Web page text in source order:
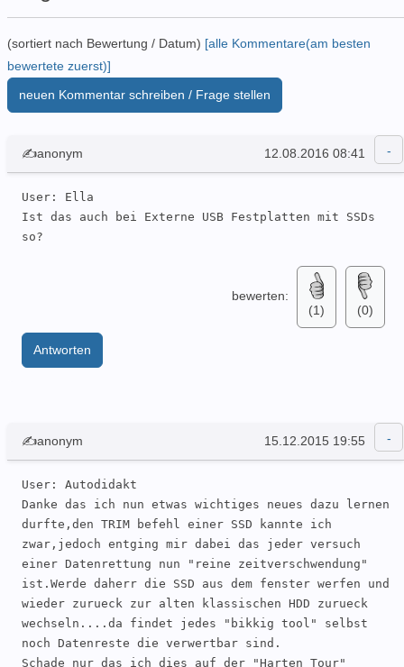
(sortiert nach Bewertung / Datum) [alle Kommentare(am besten
bewertete zuerst)]
neuen Kommentar schreiben / Frage stellen
✍anonym 12.08.2016 08:41
User: Ella
Ist das auch bei Externe USB Festplatten mit SSDs
so?
bewerten:
(1)
(0)
Antworten
✍anonym 15.12.2015 19:55
User: Autodidakt
Danke das ich nun etwas wichtiges neues dazu lernen
durfte,den TRIM befehl einer SSD kannte ich
zwar,jedoch entging mir dabei das jeder versuch
einer Datenrettung nun "reine zeitverschwendung"
ist.Werde daherr die SSD aus dem fenster werfen und
wieder zurueck zur alten klassischen HDD zurueck
wechseln....da findet jedes "bikkig tool" selbst
noch Datenreste die verwertbar sind.
Schade nur das ich dies auf der "Harten Tour"